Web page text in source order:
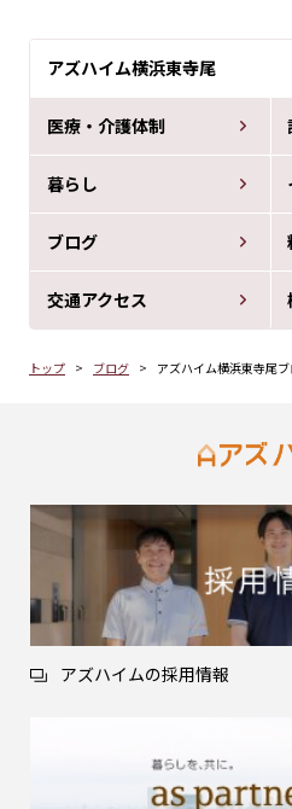
アズハイム横浜東寺尾
医療・介護体制
暮らし
ブログ
交通アクセス
トップ ブログ アズハイム横浜東寺尾
アズハイムの採用情報